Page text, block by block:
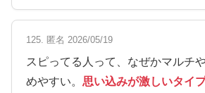
125. 匿名 2026/05/19
スピってる人って、なぜかマルチ
めやすい。 思い込みが激しいタイ